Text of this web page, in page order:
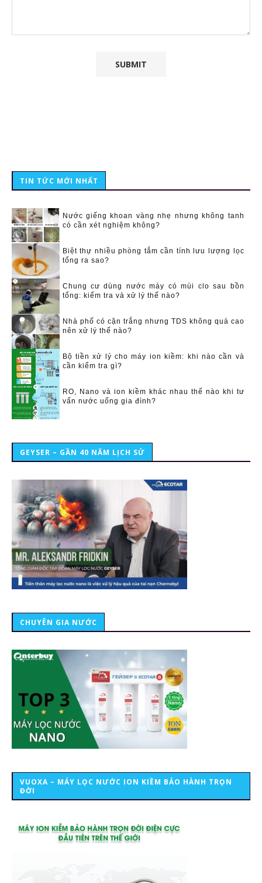
TIN TỨC MỚI NHẤT
Nước giếng khoan vàng nhẹ nhưng không tanh
có cần xét nghiệm không?
Biệt thự nhiều phòng tắm cần tính lưu lượng lọc
tổng ra sao?
Chung cư dùng nước máy có mùi clo sau bồn
tổng: kiểm tra và xử lý thế nào?
Nhà phố có cặn trắng nhưng TDS không quá cao
nên xử lý thế nào?
Bộ tiền xử lý cho máy ion kiềm: khi nào cần và
cần kiểm tra gì?
RO, Nano và ion kiềm khác nhau thế nào khi tư
vấn nước uống gia đình?
GEYSER – GẦN 40 NĂM LỊCH SỬ
CHUYÊN GIA NƯỚC
VUOXA – MÁY LỌC NƯỚC ION KIỀM BẢO HÀNH TRỌN
ĐỜI